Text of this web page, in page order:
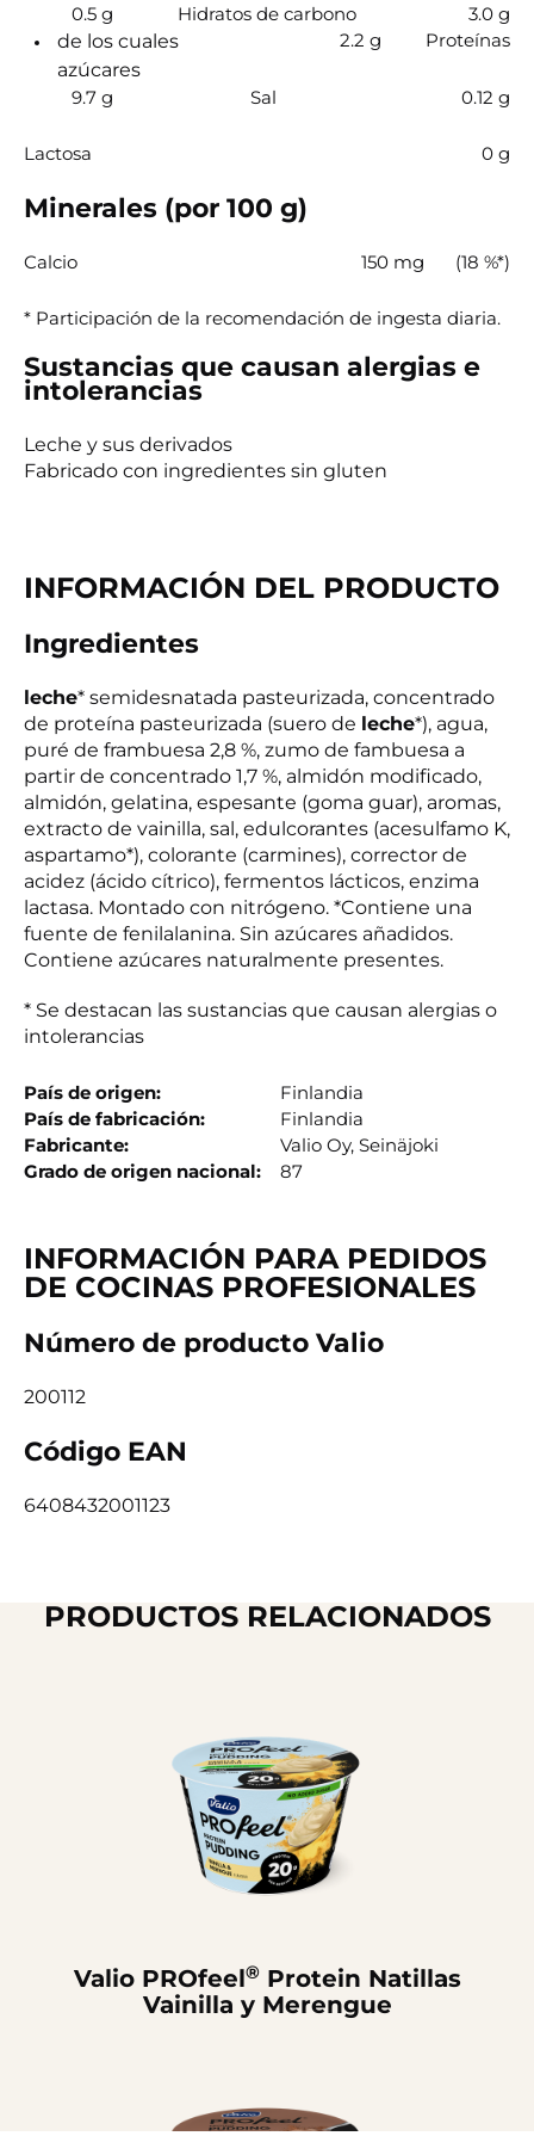
0.5 g Hidratos de carbono
3.0 g
de los cuales
azúcares
2.2 g Proteínas
9.7 g Sal 0.12 g
Lactosa 0 g
Minerales (por 100 g)
Calcio 150 mg (18 %*)
* Participación de la recomendación de ingesta diaria.
Sustancias que causan alergias e
intolerancias
Leche y sus derivados
Fabricado con ingredientes sin gluten
INFORMACIÓN DEL PRODUCTO
Ingredientes
leche* semidesnatada pasteurizada, concentrado
de proteína pasteurizada (suero de leche*), agua,
puré de frambuesa 2,8 %, zumo de fambuesa a
partir de concentrado 1,7 %, almidón modificado,
almidón, gelatina, espesante (goma guar), aromas,
extracto de vainilla, sal, edulcorantes (acesulfamo K,
aspartamo*), colorante (carmines), corrector de
acidez (ácido cítrico), fermentos lácticos, enzima
lactasa. Montado con nitrógeno. *Contiene una
fuente de fenilalanina. Sin azúcares añadidos.
Contiene azúcares naturalmente presentes.
* Se destacan las sustancias que causan alergias o
intolerancias
País de origen
Finlandia
País de fabricación
Finlandia
Fabricante
Valio Oy, Seinäjoki
Grado de origen nacional
87
INFORMACIÓN PARA PEDIDOS
DE COCINAS PROFESIONALES
Número de producto Valio
200112
Código EAN
6408432001123
PRODUCTOS RELACIONADOS
Valio PROfeel®Protein Natillas
Vainilla y Merengue